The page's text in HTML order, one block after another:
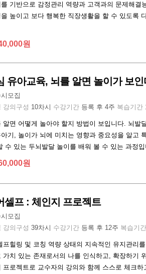
기반으로 감정관리 역량과 고객과의 문제해결
높이고 보다 행복한 직장생활을 할 수 있도록
원
유아교육, 뇌를 알면 놀이가 보인
모집
강의구성 10차시 수강기간 등록 후 4주 복습기간
알면 어떻게 놀아야 할지 방법이 보입니다. 뇌발
기, 놀이가 뇌에 미치는 영향과 중요성을 알고
수 있는 두뇌발달 놀이를 배워 볼 수 있는 과정입
원
셀프 : 체인지 프로젝트
모집
강의구성 39차시 수강기간 등록 후 12주 복습기간
프힐링 및 코칭 역량 상태의 지속적인 유지관리
가치 있는 존재로서의 나를 인식하고, 확장하기
프로젝트로 교수자의 강의와 함께 스스로 체크하